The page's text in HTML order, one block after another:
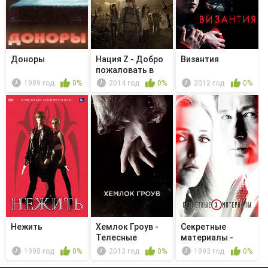
Доноры
1989 год 0%
Нация Z - Добро
пожаловать в
Новый ап...
2014 год 0%
Византия
2012 год 0%
Нежить
1998 год 0%
Хемлок Гроув -
Телесные
жидкости
2013 год 0%
Секретные
материалы -
Неестественный
1993 год 0%